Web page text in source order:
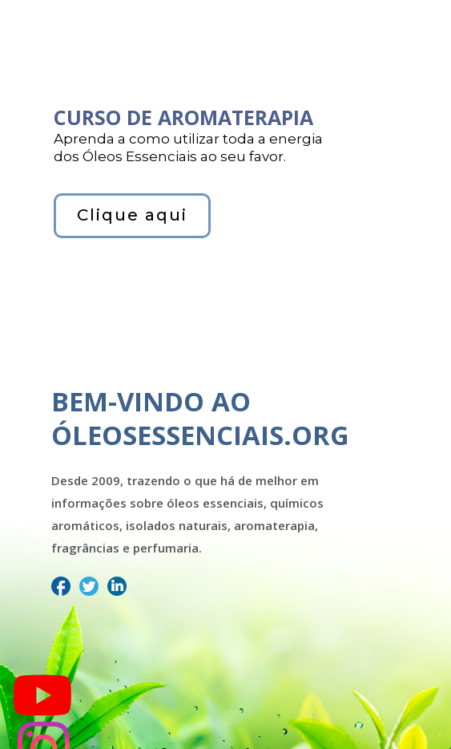
CURSO DE AROMATERAPIA
Aprenda a como utilizar toda a energia
dos Óleos Essenciais ao seu favor.
Clique aqui
BEM-VINDO AO
ÓLEOSESSENCIAIS.ORG
Desde 2009, trazendo o que há de melhor em
informações sobre óleos essenciais, químicos
aromáticos, isolados naturais, aromaterapia,
fragrâncias e perfumaria.